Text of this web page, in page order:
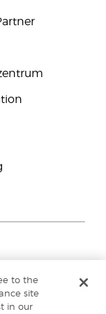
to the
site
in our